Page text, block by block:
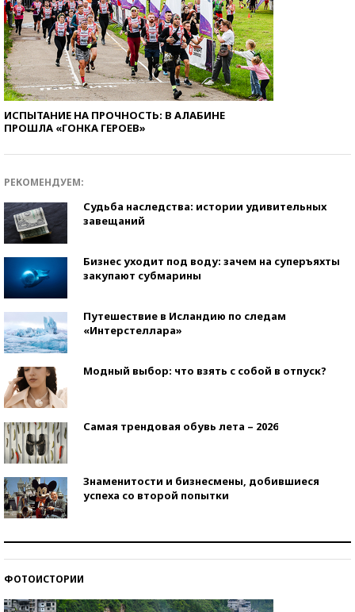
ИСПЫТАНИЕ НА ПРОЧНОСТЬ: В АЛАБИНЕ
ПРОШЛА «ГОНКА ГЕРОЕВ»
РЕКОМЕНДУЕМ:
Судьба наследства: истории удивительных
завещаний
Бизнес уходит под воду: зачем на суперъяхты
закупают субмарины
Путешествие в Исландию по следам
«Интерстеллара»
Модный выбор: что взять с собой в отпуск?
Самая трендовая обувь лета – 2026
Знаменитости и бизнесмены, добившиеся
успеха со второй попытки
ФОТОИСТОРИИ